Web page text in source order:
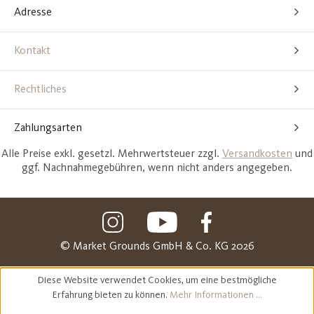
Adresse
Kontakt
Rechtliches
Zahlungsarten
Alle Preise exkl. gesetzl. Mehrwertsteuer zzgl. Versandkosten und
ggf. Nachnahmegebühren, wenn nicht anders angegeben.
© Market Grounds GmbH & Co. KG 2026
Diese Website verwendet Cookies, um eine bestmögliche
Erfahrung bieten zu können. Mehr Informationen ...